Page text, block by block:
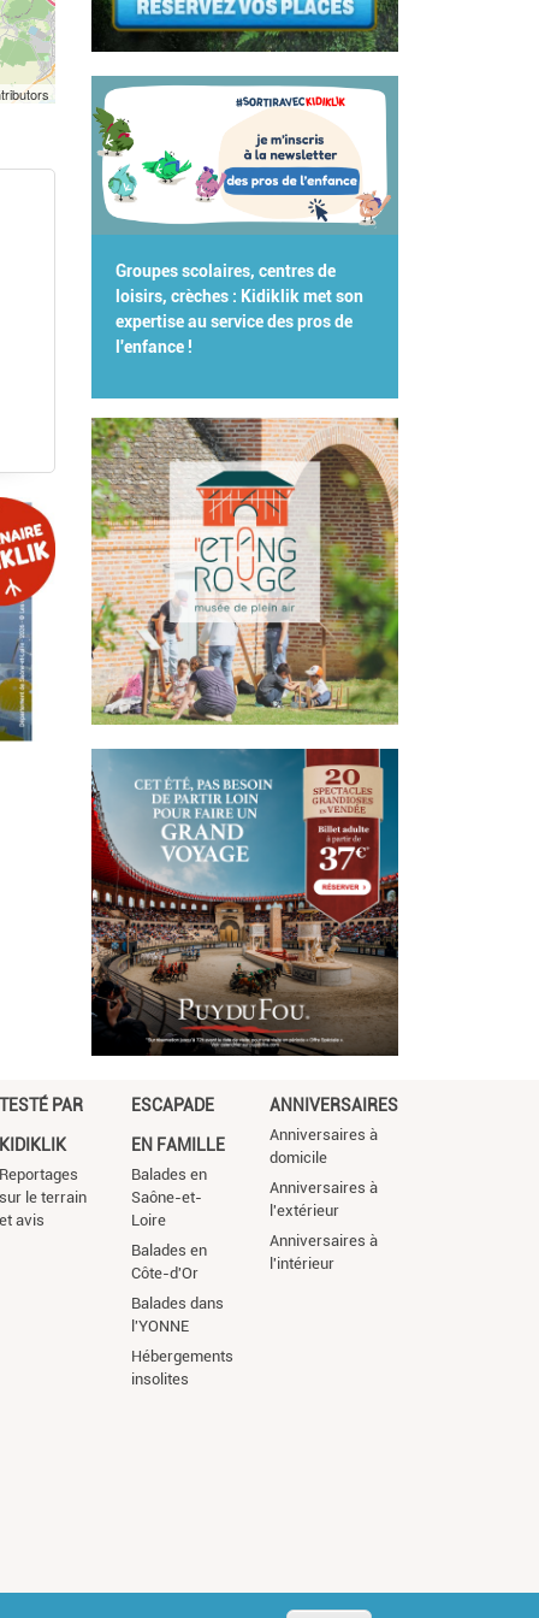
Groupes scolaires, centres de
loisirs, crèches : Kidiklik met son
expertise au service des pros de
l'enfance !
PAR
le terrain
avis
ESCAPADE
EN FAMILLE
Balades en
Saône-et-
Loire
Balades en
Côte-d'Or
Balades dans
l'YONNE
Hébergements
insolites
ANNIVERSAIRES
Anniversaires à
domicile
Anniversaires à
l'extérieur
Anniversaires à
l'intérieur